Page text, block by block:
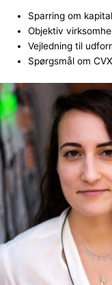
Sparring om
Objektiv
Vejledning til
Spørgsmål om